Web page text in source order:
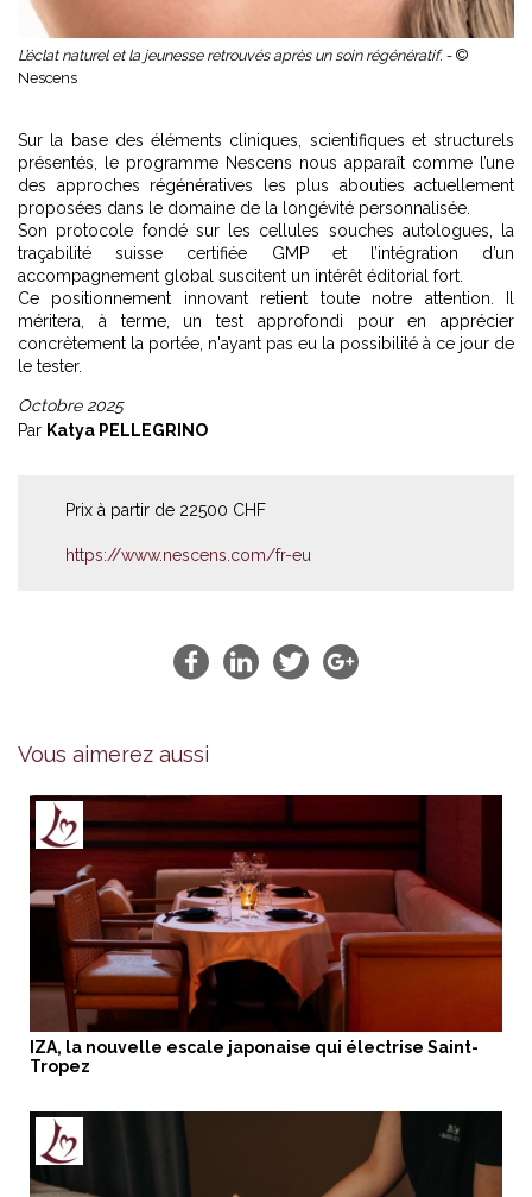
L’éclat naturel et la jeunesse retrouvés après un soin régénératif. - ©
Nescens
Sur la base des éléments cliniques, scientifiques et structurels
présentés, le programme Nescens nous apparaît comme l’une
des approches régénératives les plus abouties actuellement
proposées dans le domaine de la longévité personnalisée.
Son protocole fondé sur les cellules souches autologues, la
traçabilité suisse certifiée GMP et l’intégration d’un
accompagnement global suscitent un intérêt éditorial fort.
Ce positionnement innovant retient toute notre attention. Il
méritera, à terme, un test approfondi pour en apprécier
concrètement la portée, n'ayant pas eu la possibilité à ce jour de
le tester.
Octobre 2025
Par Katya PELLEGRINO
Prix à partir de 22500 CHF
https://www.nescens.com/fr-eu
Vous aimerez aussi
IZA, la nouvelle escale japonaise qui électrise Saint-
Tropez